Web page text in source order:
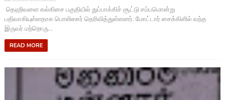
தெஹிவளை கல்கிசை பகுதியில் துப்பாக்கிச் சூட்டு சம்பமொன்று
பதிவாகியுள்ளதாக பொலிஸார் தெரிவித்துள்ளனர். மோட்டார் சைக்கிளில் வந்த
இருவர் மற்றொரு...
READ MORE